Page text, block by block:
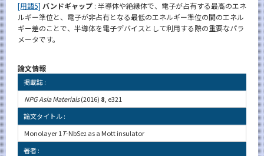
[用語5] バンドギャップ : 半導体や絶縁体で、電子が占有する最高のエネ
ルギー準位と、電子が非占有となる最低のエネルギー準位の間のエネル
ギー差のことで、半導体を電子デバイスとして利用する際の重要なパラ
メータです。
論文情報
掲載誌 :
NPG Asia Materials(2016) 8 , e321
論文タイトル :
Monolayer 1 T-NbSe2 as a Mott insulator
著者 :